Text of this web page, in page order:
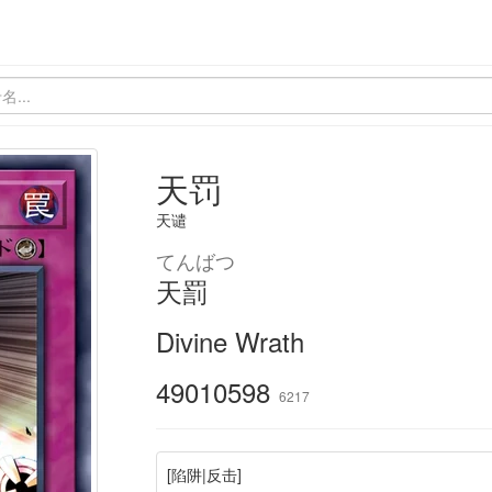
天罚
天谴
てんばつ
天罰
Divine Wrath
49010598 6217
[陷阱|反击]